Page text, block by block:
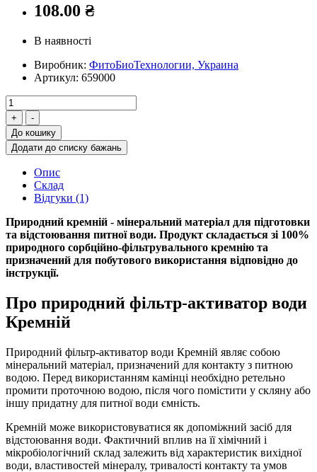
108.00 ₴
В наявності
Виробник: ФитоБиоТехнологии, Украина
Артикул: 659000
До кошику
Додати до списку бажань
Опис
Склад
Відгуки (1)
Природний кремній - мінеральний матеріал для підготовки
та відстоювання питної води. Продукт складається зі 100%
природного сорбційно-фільтрувального кремнію та
призначений для побутового використання відповідно до
інструкції.
Про природний фільтр-активатор води
Кремній
Природний фільтр-активатор води Кремній являє собою
мінеральний матеріал, призначений для контакту з питною
водою. Перед використанням камінці необхідно ретельно
промити проточною водою, після чого помістити у скляну або
іншу придатну для питної води ємність.
Кремній може використовуватися як допоміжний засіб для
відстоювання води. Фактичний вплив на її хімічний і
мікробіологічний склад залежить від характеристик вихідної
води, властивостей мінералу, тривалості контакту та умов